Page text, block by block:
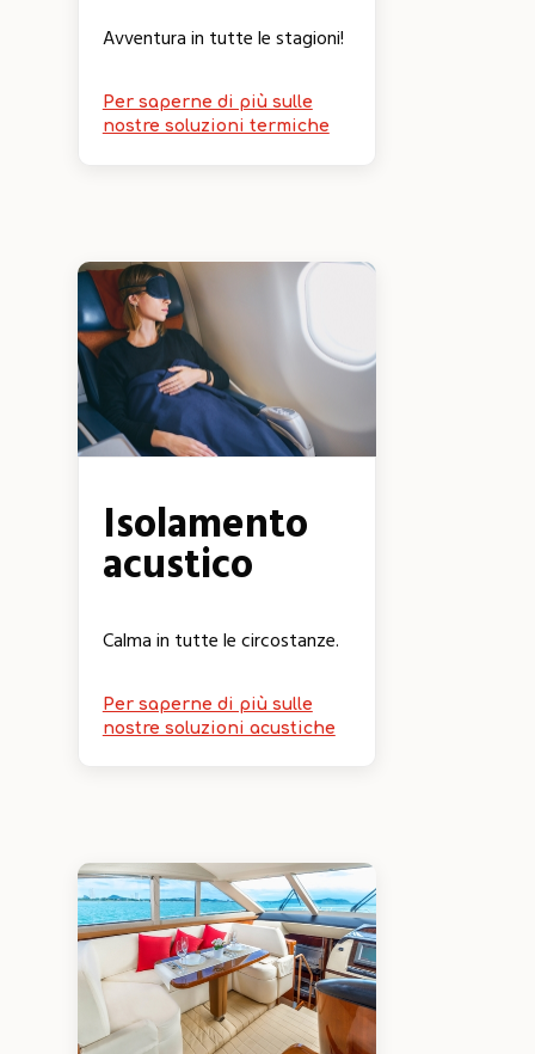
Avventura in tutte le stagioni!
Per saperne di più sulle
nostre soluzioni termiche
Isolamento
acustico
Calma in tutte le circostanze.
Per saperne di più sulle
nostre soluzioni acustiche